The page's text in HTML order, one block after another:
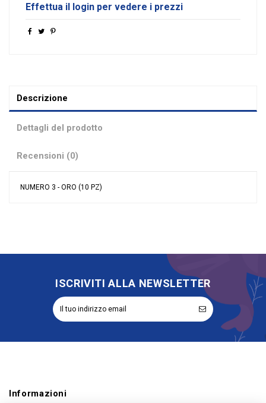
Effettua il login per vedere i prezzi
Descrizione
Dettagli del prodotto
Recensioni (0)
NUMERO 3 - ORO (10 PZ)
materiale palloncini Mylar
ISCRIVITI ALLA NEWSLETTER
Informazioni